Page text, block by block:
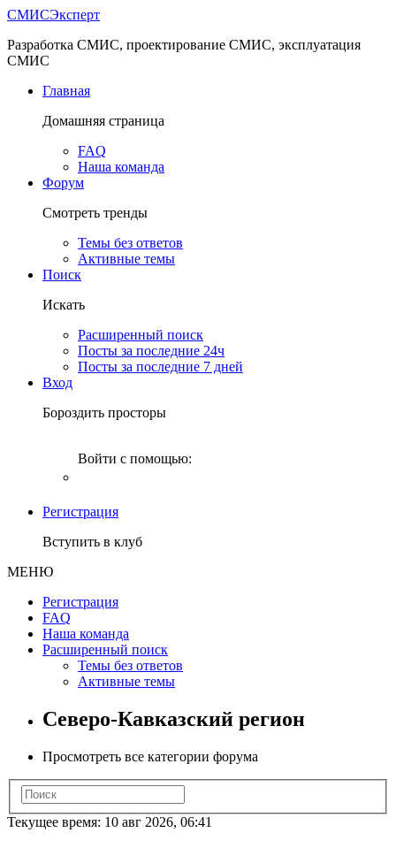
СМИСЭксперт
Разработка СМИС, проектирование СМИС, эксплуатация
СМИС
Главная
Домашняя страница
FAQ
Наша команда
Форум
Смотреть тренды
Темы без ответов
Активные темы
Поиск
Искать
Расширенный поиск
Посты за последние 24ч
Посты за последние 7 дней
Вход
Бороздить просторы
Войти с помощью:
Регистрация
Вступить в клуб
МЕНЮ
Регистрация
FAQ
Наша команда
Расширенный поиск
Темы без ответов
Активные темы
Северо-Кавказский регион
Просмотреть все категории форума
Текущее время: 10 авг 2026, 06:41